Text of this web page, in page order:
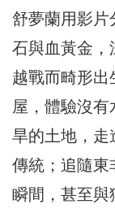
舒夢蘭用影片
石與血黃金，
越戰而畸形出
屋，體驗沒
旱的土地，走
傳統；追隨東
瞬間，甚至與